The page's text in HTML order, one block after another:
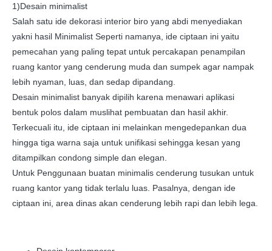
1)Desain minimalist
Salah satu ide dekorasi interior biro yang abdi menyediakan
yakni hasil Minimalist Seperti namanya, ide ciptaan ini yaitu
pemecahan yang paling tepat untuk percakapan penampilan
ruang kantor yang cenderung muda dan sumpek agar nampak
lebih nyaman, luas, dan sedap dipandang.
Desain minimalist banyak dipilih karena menawari aplikasi
bentuk polos dalam muslihat pembuatan dan hasil akhir.
Terkecuali itu, ide ciptaan ini melainkan mengedepankan dua
hingga tiga warna saja untuk unifikasi sehingga kesan yang
ditampilkan condong simple dan elegan.
Untuk Penggunaan buatan minimalis cenderung tusukan untuk
ruang kantor yang tidak terlalu luas. Pasalnya, dengan ide
ciptaan ini, area dinas akan cenderung lebih rapi dan lebih lega.